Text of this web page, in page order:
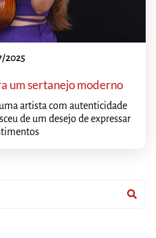
2025
um sertanejo moderno
artista com autenticidade
de um desejo de expressar